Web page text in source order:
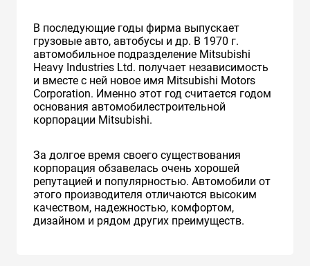
В последующие годы фирма выпускает
грузовые авто, автобусы и др. В 1970 г.
автомобильное подразделение Mitsubishi
Heavy Industries Ltd. получает независимость
и вместе с ней новое имя Mitsubishi Motors
Corporation. Именно этот год считается годом
основания автомобилестроительной
корпорации Mitsubishi.
За долгое время своего существования
корпорация обзавелась очень хорошей
репутацией и популярностью. Автомобили от
этого производителя отличаются высоким
качеством, надежностью, комфортом,
дизайном и рядом других преимуществ.